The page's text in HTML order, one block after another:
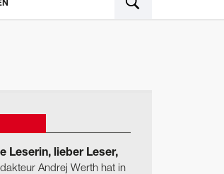
Leserin, lieber Leser,
Andrej Werth hat in